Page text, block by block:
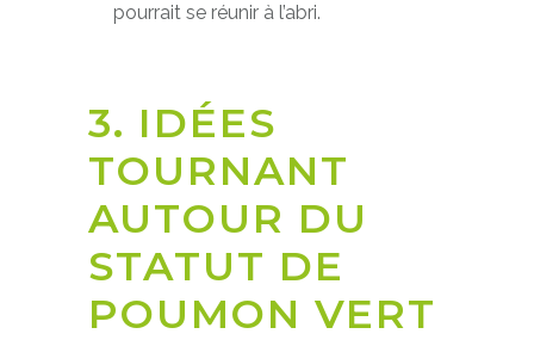
pourrait se réunir à l’abri.
3. IDÉES
TOURNANT
AUTOUR DU
STATUT DE
POUMON VERT